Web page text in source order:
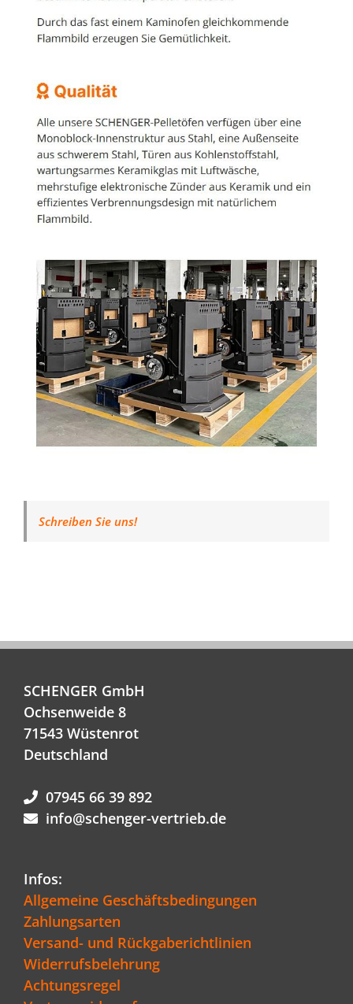
Schreiben Sie uns!
SCHENGER GmbH
Ochsenweide 8
71543 Wüstenrot
Deutschland
07945 66 39 892
info@schenger-vertrieb.de
Infos:
Allgemeine Geschäftsbedingungen
Zahlungsarten
Versand- und Rückgaberichtlinien
Widerrufsbelehrung
Achtungsregel